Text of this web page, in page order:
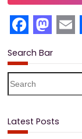
a
c
e
b
a
s
t
o
m
a
i
l
Search Bar
e
c
Latest Posts